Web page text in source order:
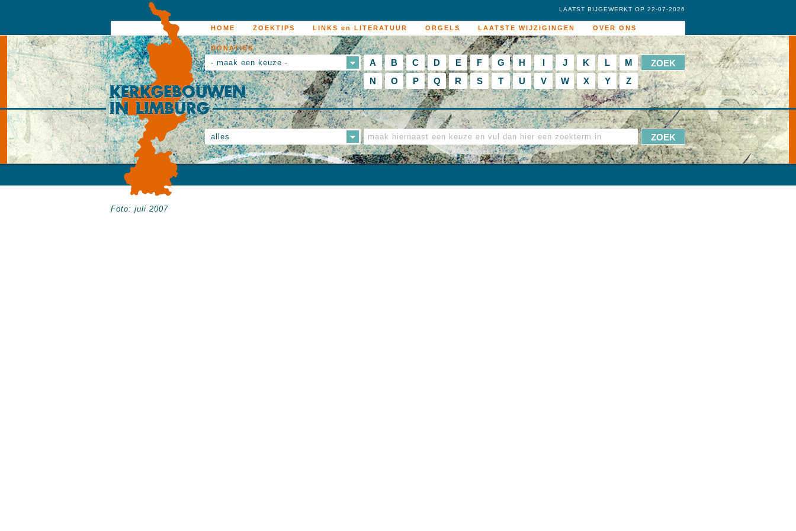
HOME ZOEKTIPS LINKS en LITERATUUR ORGELS LAATSTE WIJZIGINGEN OVER ONS
DONATIES
LAATST BIJGEWERKT OP 22-07-2026
- maak een keuze - A B C D E F G H I J K L
M
N
O P Q R S T U V W X Y Z
alles
Foto: juli 2007